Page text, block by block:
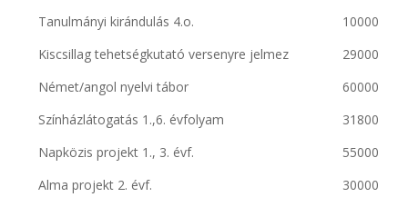
Tanulmányi kirándulás 4.o.
10000
Kiscsillag tehetségkutató versenyre jelmez
29000
Német/angol nyelvi tábor
60000
Színházlátogatás 1.,6. évfolyam
31800
Napközis projekt 1., 3. évf.
55000
Alma projekt 2. évf.
30000